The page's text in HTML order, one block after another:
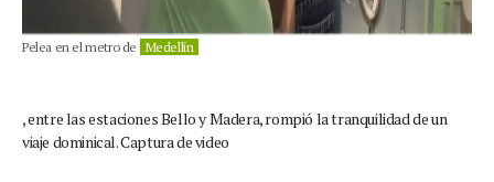
Pelea en el metro de Medellín
, entre las estaciones Bello y Madera, rompió la tranquilidad de un
viaje dominical. Captura de video